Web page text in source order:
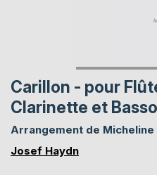
Carillon - pour
Clarinette et
Arrangement de Micheline
Josef Haydn